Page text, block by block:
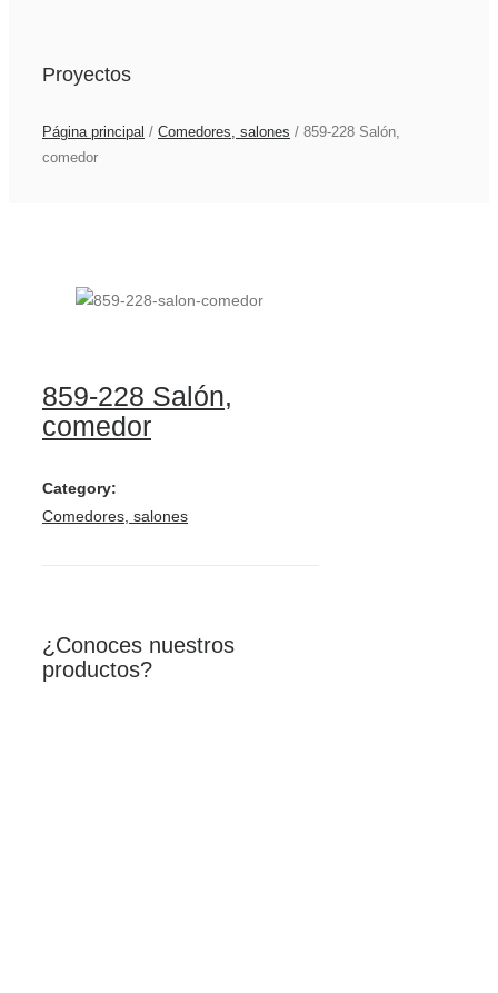
Proyectos
Página principal / Comedores, salones / 859-228 Salón,
comedor
859-228 Salón,
comedor
Category:
Comedores, salones
¿Conoces nuestros
productos?